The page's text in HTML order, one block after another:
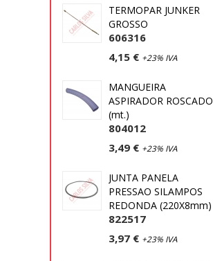
TERMOPAR JUNKER
GROSSO
606316
4,15 € +23% IVA
MANGUEIRA
ASPIRADOR ROSCADO
(mt.)
804012
3,49 € +23% IVA
JUNTA PANELA
PRESSAO SILAMPOS
REDONDA (220X8mm)
822517
3,97 € +23% IVA